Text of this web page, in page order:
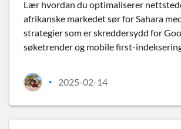
Lær hvordan du optimaliserer
afrikanske markedet sør for Sahara
strategier som er skreddersydd for
søketrender og mobile first-
• 2025-02-14